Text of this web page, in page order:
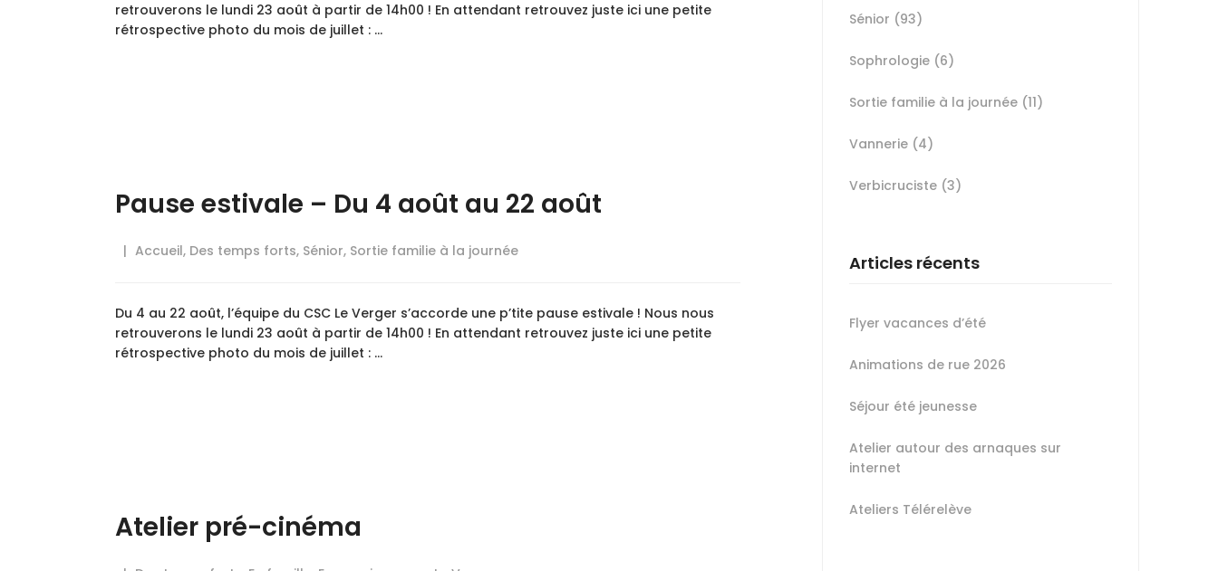
retrouverons le lundi 23 août à partir de 14h00 ! En attendant retrouvez juste ici une petite
rétrospective photo du mois de juillet : …
Pause estivale – Du 4 août au 22 août
Accueil, Des temps forts, Sénior, Sortie familie à la journée
Du 4 au 22 août, l’équipe du CSC Le Verger s’accorde une p’tite pause estivale ! Nous nous
retrouverons le lundi 23 août à partir de 14h00 ! En attendant retrouvez juste ici une petite
rétrospective photo du mois de juillet : …
Atelier pré-cinéma
Sénior (93)
Sophrologie (6)
Sortie familie à la journée (11)
Vannerie (4)
Verbicruciste (3)
Articles récents
Flyer vacances d’été
Animations de rue 2026
Séjour été jeunesse
Atelier autour des arnaques sur
internet
Ateliers Télérelève